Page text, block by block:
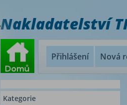
Nakladatelství
Přihlášení Nová
Kategorie